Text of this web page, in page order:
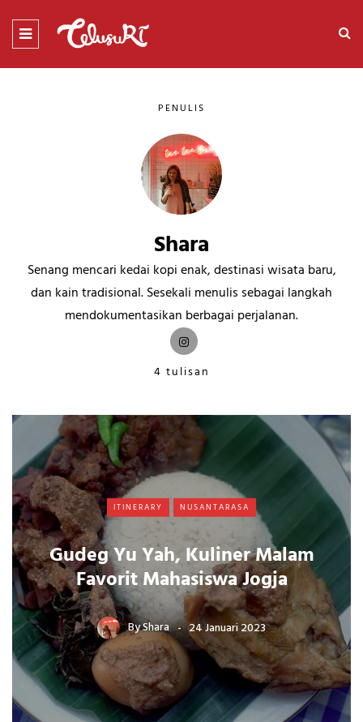
PENULIS
Shara
Senang mencari kedai kopi enak, destinasi wisata baru,
dan kain tradisional. Sesekali menulis sebagai langkah
mendokumentasikan berbagai perjalanan.
4 tulisan
ITINERARY NUSANTARASA
Gudeg Yu Yah, Kuliner Malam
Favorit Mahasiswa Jogja
ByShara 24 Januari 2023